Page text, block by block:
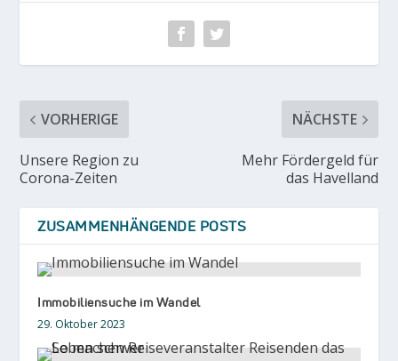
VORHERIGE
Unsere Region zu
Corona-Zeiten
NÄCHSTE
Mehr Fördergeld für
das Havelland
ZUSAMMENHÄNGENDE POSTS
Immobiliensuche im Wandel
29. Oktober 2023